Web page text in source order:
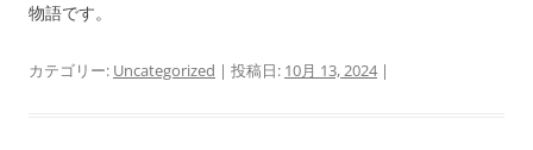
物語です。
カテゴリー: Uncategorized | 投稿日: 10月 13, 2024|